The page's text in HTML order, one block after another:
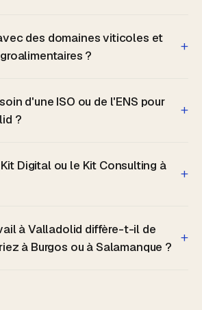
des domaines viticoles et
?
+
d'une ISO ou de l'ENS pour
?
+
Digital ou le Kit Consulting à
+
à Valladolid diffère-t-il de
à Burgos ou à Salamanque ?
+